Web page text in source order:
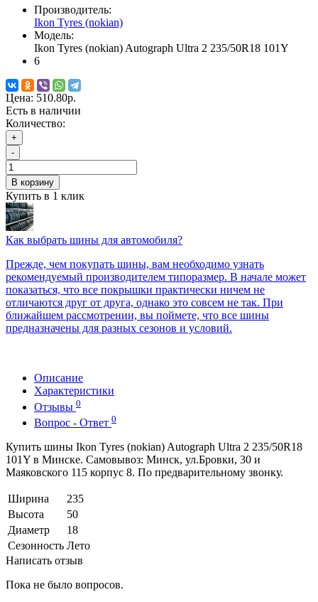
Производитель:
Ikon Tyres (nokian)
Модель:
Ikon Tyres (nokian) Autograph Ultra 2 235/50R18 101Y
6
Цена: 510.80р.
Есть в наличии
Количество:
+
-
В корзину
Купить в 1 клик
Как выбрать шины для автомобиля?
Прежде, чем покупать шины, вам необходимо узнать
рекомендуемый производителем типоразмер. В начале может
показаться, что все покрышки практически ничем не
отличаются друг от друга, однако это совсем не так. При
ближайшем рассмотрении, вы поймете, что все шины
предназначены для разных сезонов и условий.
Описание
Характеристики
Отзывы 0
Вопрос - Ответ 0
Купить шины Ikon Tyres (nokian) Autograph Ultra 2 235/50R18
101Y в Минске. Самовывоз: Минск, ул.Бровки, 30 и
Маяковского 115 корпус 8. По предварительному звонку.
Ширина
235
Высота
50
Диаметр
18
Сезонность Лето
Написать отзыв
Пока не было вопросов.